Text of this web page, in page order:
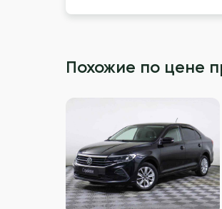
Похожие по цене
VIN проверен